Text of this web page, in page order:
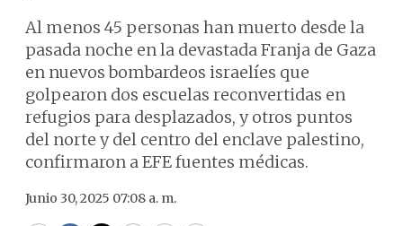
Al menos 45 personas han muerto desde la
pasada noche en la devastada Franja de Gaza
en nuevos bombardeos israelíes que
golpearon dos escuelas reconvertidas en
refugios para desplazados, y otros puntos
del norte y del centro del enclave palestino,
confirmaron a EFE fuentes médicas.
Junio 30, 2025 07:08 a. m.